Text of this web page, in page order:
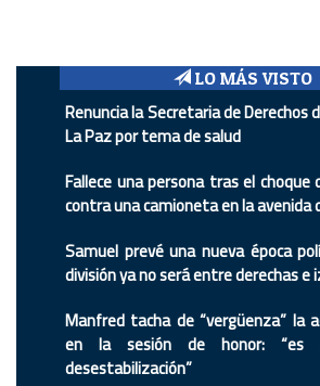
LO MÁS VISTO
Renuncia la Secretaria de Derechos
La Paz por tema de salud
Fallece una persona tras el
contra una camioneta en la avenida
Samuel prevé una nueva época
división ya no será entre derechas e
Manfred tacha de “vergüenza” la
en la sesión de honor:
desestabilización”